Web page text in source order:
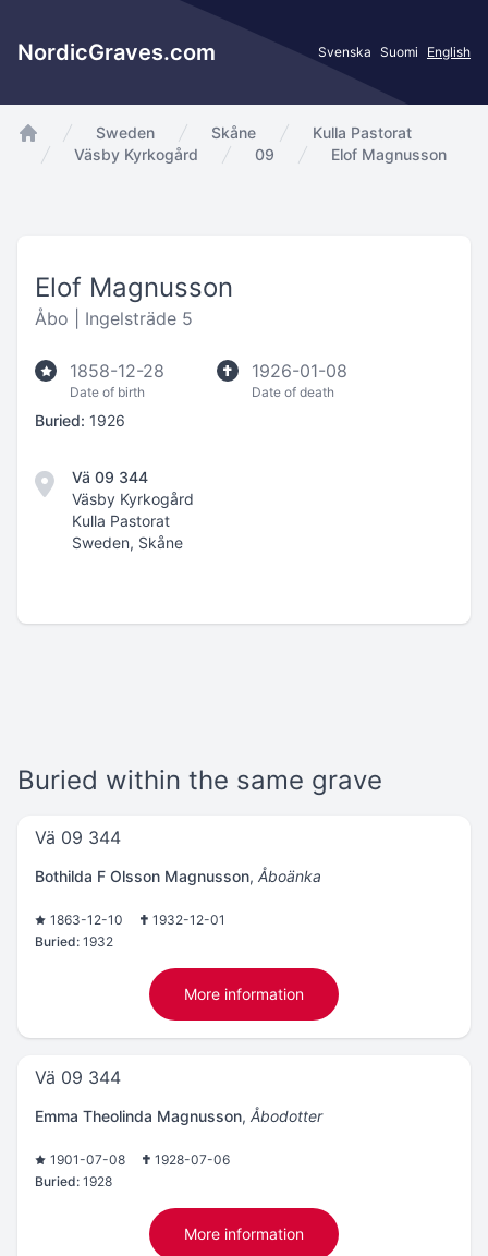
NordicGraves.com Svenska Suomi English
app.Start
Sweden Skåne
Kulla Pastorat
Väsby Kyrkogård
09 Elof Magnusson
Elof Magnusson
Åbo | Ingelsträde 5
1858-12-28
Date of birth
1926-01-08
Date of death
Buried: 1926
Vä 09 344
Väsby Kyrkogård
Kulla Pastorat
Sweden, Skåne
Buried within the same grave
Vä 09 344
Bothilda F Olsson Magnusson, Åboänka
1863-12-10
1932-12-01
Buried: 1932
More information
Vä 09 344
Emma Theolinda Magnusson, Åbodotter
1901-07-08
1928-07-06
Buried: 1928
More information